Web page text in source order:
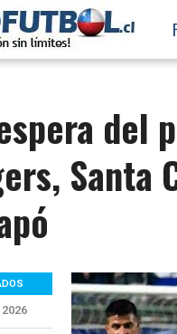
del
Santa
2026